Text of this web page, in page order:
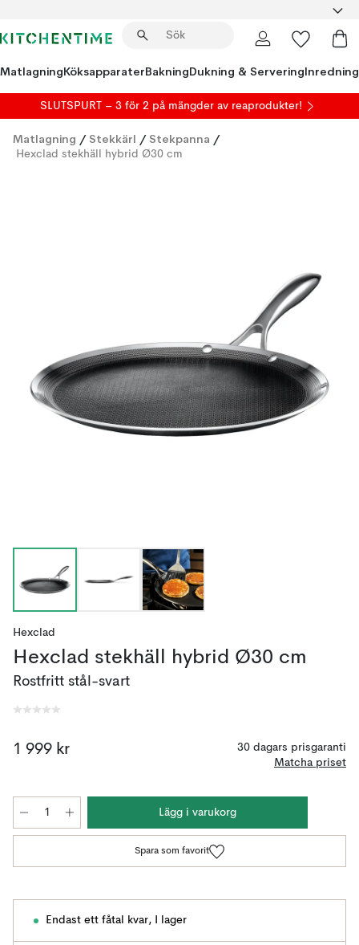
MatlagningKöksapparaterBakningDukning & ServeringInredning
SLUTSPURT – 3 för 2 på mängder av reaprodukter!
Matlagning / Stekkärl / Stekpanna /
Hexclad stekhäll hybrid Ø30 cm
Hexclad
Hexclad stekhäll hybrid Ø30 cm
Rostfritt stål-svart
1 999 kr
30 dagars prisgaranti
Matcha priset
Lägg i varukorg
Spara som favorit
Endast ett fåtal kvar, I lager